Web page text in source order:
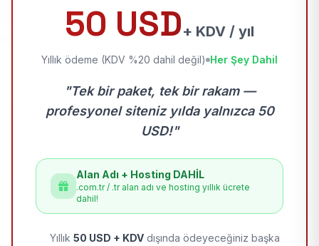
50 USD+ KDV / yıl
Yıllık ödeme (KDV %20 dahil değil) Her Şey Dahil
"Tek bir paket, tek bir rakam —
profesyonel siteniz yılda yalnızca 50
USD!"
Alan Adı + Hosting DAHİL
.com.tr / .tr alan adı ve hosting yıllık ücrete
dahil!
Yıllık 50 USD + KDV dışında ödeyeceğiniz başka